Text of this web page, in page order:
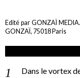
Edité par GONZAÏ
GONZAÏ, 75018 Paris
Dans le vortex